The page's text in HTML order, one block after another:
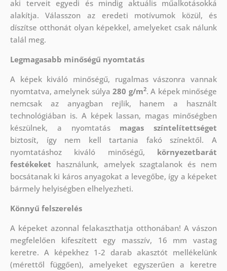
aki terveit egyedi és mindig aktuális műalkotásokká
alakítja. Válasszon az eredeti motívumok közül, és
díszítse otthonát olyan képekkel, amelyeket csak nálunk
talál meg.
Legmagasabb minőségű nyomtatás
A képek kiváló minőségű, rugalmas vászonra vannak
nyomtatva, amelynek súlya280 g/m2. A képek minősége
nemcsak az anyagban rejlik, hanem a használt
technológiában is. A képek lassan, magas minőségben
készülnek, a nyomtatás magas színtelítettséget
biztosít, így nem kell tartania fakó színektől. A
nyomtatáshoz kiváló minőségű, környezetbarát
festékeket használunk, amelyek szagtalanok és nem
bocsátanak ki káros anyagokat a levegőbe, így a képeket
bármely helyiségben elhelyezheti.
Könnyű felszerelés
A képeket azonnal felakaszthatja otthonában! A vászon
megfelelően kifeszített egy masszív, 16 mm vastag
keretre. A képekhez 1-2 darab akasztót mellékelünk
(mérettől függően), amelyeket egyszerűen a keretre